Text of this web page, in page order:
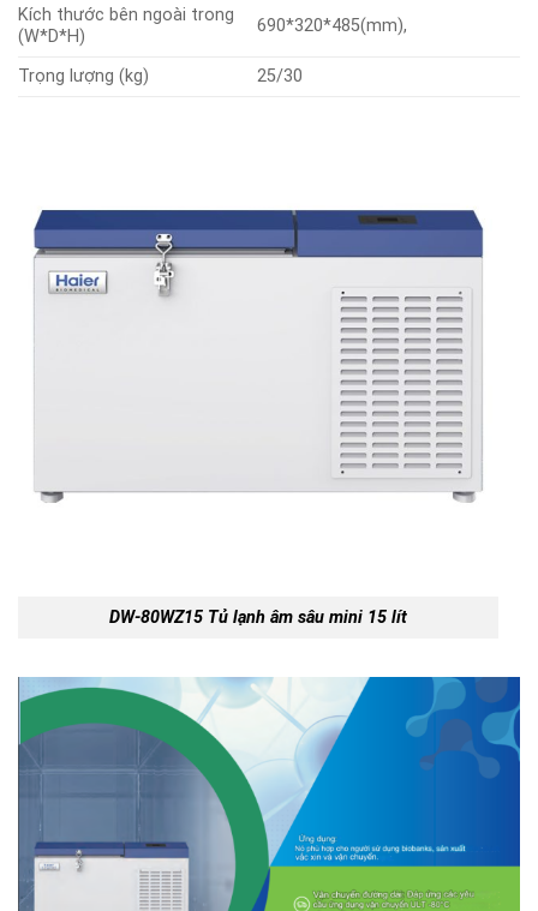
Kích thước bên ngoài trong
(W*D*H)
690*320*485(mm),
Trọng lượng (kg) 25/30
DW-80WZ15 Tủ lạnh âm sâu mini 15 lít